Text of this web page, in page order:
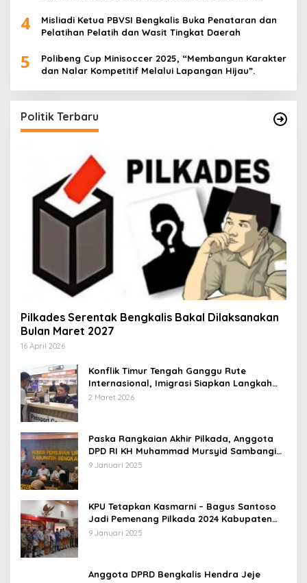
4
Misliadi Ketua PBVSI Bengkalis Buka Penataran dan
Pelatihan Pelatih dan Wasit Tingkat Daerah
5
Polibeng Cup Minisoccer 2025, “Membangun Karakter
dan Nalar Kompetitif Melalui Lapangan Hijau”.
Politik Terbaru
Pilkades Serentak Bengkalis Bakal Dilaksanakan
Bulan Maret 2027
16 April 2026
Konflik Timur Tengah Ganggu Rute
Internasional, Imigrasi Siapkan Langkah
Antisipatif
2 Maret 2026
Paska Rangkaian Akhir Pilkada, Anggota
DPD RI KH Muhammad Mursyid Sambangi
KPU Bengkalis
9 Januari 2025
KPU Tetapkan Kasmarni – Bagus Santoso
Jadi Pemenang Pilkada 2024 Kabupaten
Bengkalis
9 Januari 2025
Anggota DPRD Bengkalis Hendra Jeje